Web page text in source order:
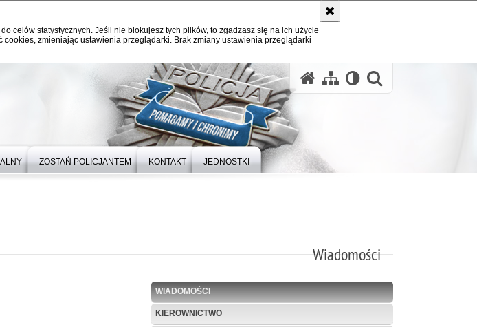
celów statystycznych. Jeśli nie blokujesz tych plików, to zgadzasz się na ich użycie
zmieniając ustawienia przeglądarki. Brak zmiany ustawienia przeglądarki
ZOSTAŃ POLICJANTEM KONTAKT JEDNOSTKI
Wiadomości
WIADOMOŚCI
KIEROWNICTWO